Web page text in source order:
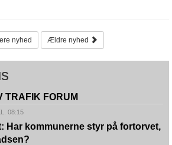
nyhed Ældre nyhed
FORUM
08:15
Har kommunerne styr på fortorvet,